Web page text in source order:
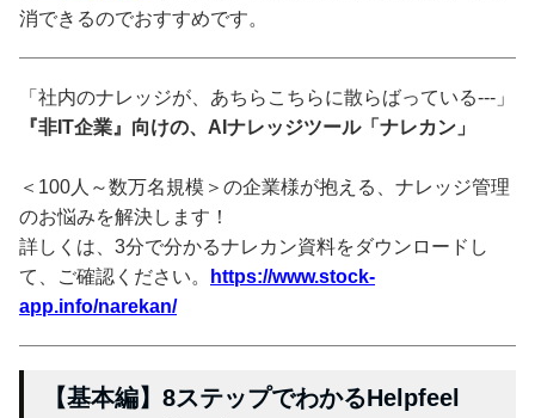
消できるのでおすすめです。
「社内のナレッジが、あちらこちらに散らばっている---」
『非IT企業』向けの、AIナレッジツール「ナレカン」
＜100人～数万名規模＞の企業様が抱える、ナレッジ管理
のお悩みを解決します！
詳しくは、3分で分かるナレカン資料をダウンロードし
て、ご確認ください。
https://www.stock-
app.info/narekan/
【基本編】8ステップでわかるHelpfeel